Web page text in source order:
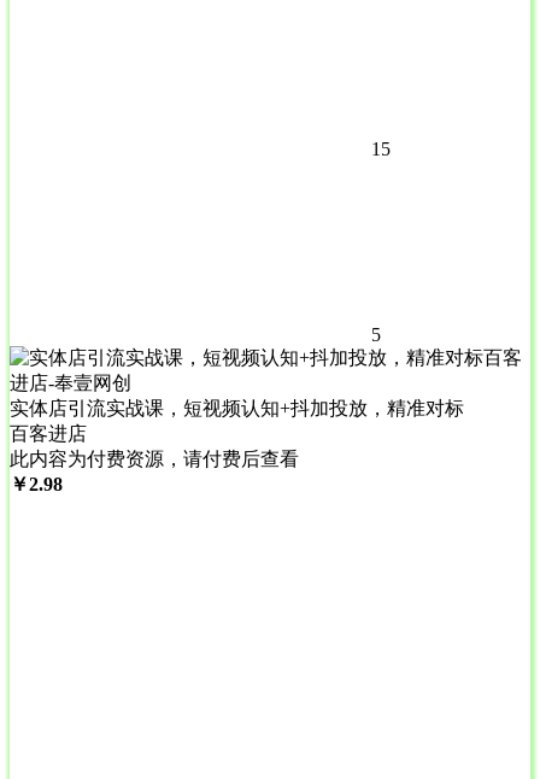
15
5
实体店引流实战课，短视频认知+抖加投放，精准对标
百客进店
此内容为付费资源，请付费后查看
￥2.98